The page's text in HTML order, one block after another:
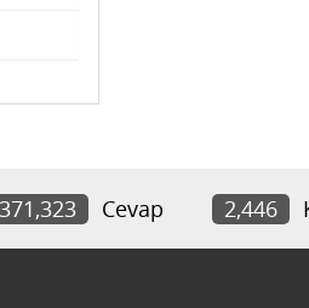
371,323 Cevap 2,446